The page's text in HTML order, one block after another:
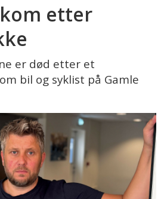
etter
er død etter et
bil og syklist på Gamle